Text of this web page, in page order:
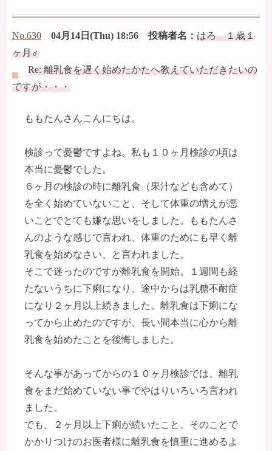
No.630 04月14日(Thu) 18:56 投稿者名： はろ １歳１
ヶ月♂
Re: 離乳食を遅く始めたかたへ教えていただきたいの
ですが・・・
ももたんさんこんにちは。
検診って憂鬱ですよね。私も１０ヶ月検診の頃は
本当に憂鬱でした。
６ヶ月の検診の時に離乳食（果汁なども含めて）
を全く始めていないこと、そして体重の増えが悪
いことでとても嫌な思いをしました。ももたんさ
んのような感じで言われ、体重のためにも早く離
乳食を始めなさい、と言われました。
そこで迷ったのですが離乳食を開始。１週間も経
たないうちに下痢になり、途中からは乳糖不耐症
になり２ヶ月以上続きました。離乳食は下痢にな
ってから止めたのですが、長い間本当に心から離
乳食を始めたことを後悔しました。
そんな事があってからの１０ヶ月検診では、離乳
食をまだ始めていない事でやはりいろいろ言われ
ました。
でも、２ヶ月以上下痢が続いたこと、そのことで
かかりつけのお医者様に離乳食を慎重に進めるよ